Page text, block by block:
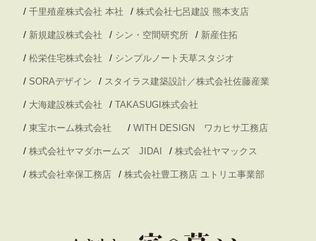
/ 千里殖産株式会社 本社 / 株式会社七呂建設 熊本支店
/ 新規建設株式会社 / シン・空間研究所 / 新産住拓
/ 松栄住宅株式会社 / シンプルノート天草スタジオ
/ SORAデザイン / スタイラス建築設計／株式会社佐藤産業
/ 大海建設株式会社 / TAKASUGI株式会社
/ 東宝ホーム株式会社 / WITH DESIGN ワカヒサ工務店
/ 株式会社ヤマダホームズ JIDAI / 株式会社ヤマックス
/ 株式会社幸保工務店 / 株式会社豊工務店 ユトリエ事業部